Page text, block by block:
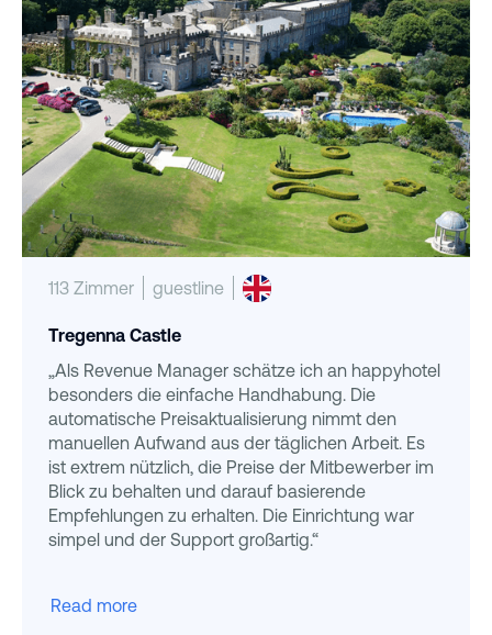
113 Zimmer guestline
Tregenna Castle
„Als Revenue Manager schätze ich an happyhotel
besonders die einfache Handhabung. Die
automatische Preisaktualisierung nimmt den
manuellen Aufwand aus der täglichen Arbeit. Es
ist extrem nützlich, die Preise der Mitbewerber im
Blick zu behalten und darauf basierende
Empfehlungen zu erhalten. Die Einrichtung war
simpel und der Support großartig.“
Read more